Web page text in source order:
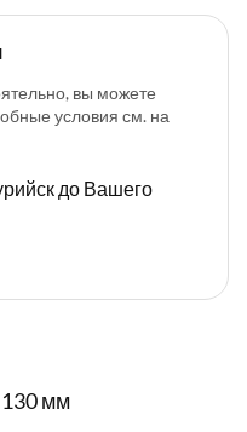
вы можете
условия см. на
до Вашего
мм